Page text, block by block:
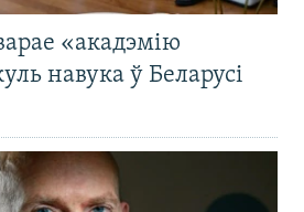
«акадэмію
навука ў Беларусі